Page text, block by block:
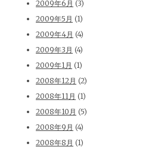
2009年6月 (3)
2009年5月 (1)
2009年4月 (4)
2009年3月 (4)
2009年1月 (1)
2008年12月 (2)
2008年11月 (1)
2008年10月 (5)
2008年9月 (4)
2008年8月 (1)